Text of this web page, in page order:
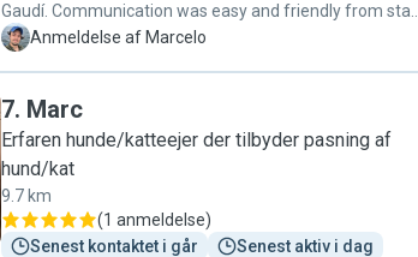
Gaudí. Communication was easy and friendly from start
to finish, and she was very flexible with pickup and
with her afterward, which went smoothly as well. I would
happily trust Kristel with Gaudí again and highly
recommend her to other dog owners looking for a
reliable and caring sitter."
M Anmeldelse af Marcelo
7. Marc
Erfaren hunde/katteejer der tilbyder pasning af
hund/kat
9.7 km
(1 anmeldelse)
Senest kontaktet i går
Senest aktiv i dag